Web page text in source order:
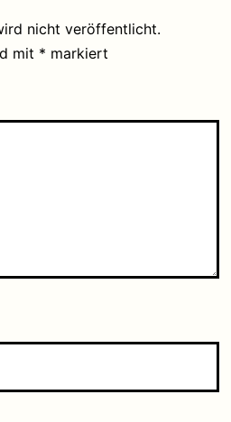
nicht veröffentlicht.
mit * markiert